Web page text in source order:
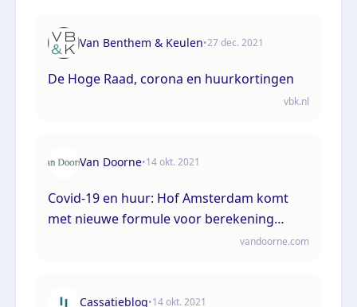
Van Benthem & Keulen•27 dec. 2021
De Hoge Raad, corona en huurkortingen
vbk.nl
Van Doorne•14 okt. 2021
Covid-19 en huur: Hof Amsterdam komt
met nieuwe formule voor berekening
vandoorne.com
Cassatieblog•14 okt. 2021